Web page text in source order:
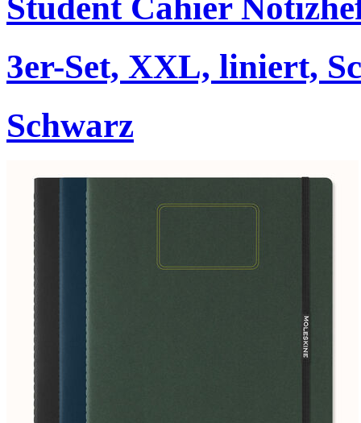
3er-Set, XXL, liniert,
Schwarz